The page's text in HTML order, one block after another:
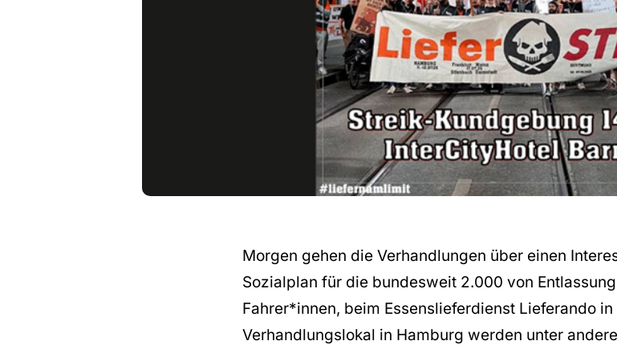
Morgen gehen die Verhandlungen über einen
Sozialplan für die bundesweit 2.000 von
Fahrer*innen, beim Essenslieferdienst Lieferando
Verhandlungslokal in Hamburg werden unter